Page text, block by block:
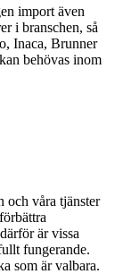
import även
i branschen, så
Inaca, Brunner
behövas inom
och våra tjänster
är vissa
fungerande.
som är valbara.